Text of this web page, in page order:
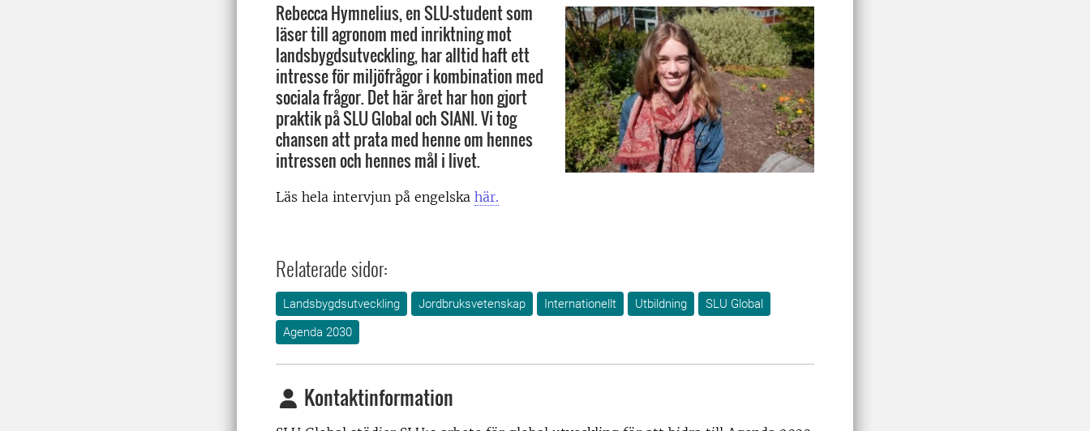
Rebecca Hymnelius, en SLU-student som
läser till agronom med inriktning mot
landsbygdsutveckling, har alltid haft ett
intresse för miljöfrågor i kombination med
sociala frågor. Det här året har hon gjort
praktik på SLU Global och SIANI. Vi tog
chansen att prata med henne om hennes
intressen och hennes mål i livet.
Läs hela intervjun på engelska här.
Relaterade sidor:
Landsbygdsutveckling Jordbruksvetenskap Internationellt Utbildning
SLU Global
Agenda 2030
Kontaktinformation